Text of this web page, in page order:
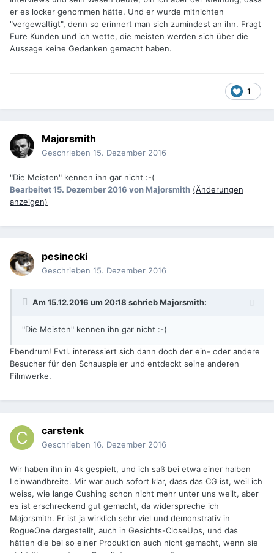
er es locker genommen hätte. Und er wurde mitnichten
"vergewaltigt", denn so erinnert man sich zumindest an ihn. Fragt
Eure Kunden und ich wette, die meisten werden sich über die
Aussage keine Gedanken gemacht haben.
1
Majorsmith
Geschrieben 15. Dezember 2016
"Die Meisten" kennen ihn gar nicht :-(
Bearbeitet15. Dezember 2016 von Majorsmith (Änderungen
anzeigen)
pesinecki
Geschrieben 15. Dezember 2016
Am 15.12.2016 um 20:18 schriebMajorsmith:
"Die Meisten" kennen ihn gar nicht :-(
Ebendrum! Evtl. interessiert sich dann doch der ein- oder andere
Besucher für den Schauspieler und entdeckt seine anderen
Filmwerke.
carstenk
Geschrieben 16. Dezember 2016
Wir haben ihn in 4k gespielt, und ich saß bei etwa einer halben
Leinwandbreite. Mir war auch sofort klar, dass das CG ist, weil ich
weiss, wie lange Cushing schon nicht mehr unter uns weilt, aber
es ist erschreckend gut gemacht, da widerspreche ich
Majorsmith. Er ist ja wirklich sehr viel und demonstrativ in
RogueOne dargestellt, auch in Gesichts-CloseUps, und das
hätten die bei so einer Produktion auch nicht gemacht, wenn sie